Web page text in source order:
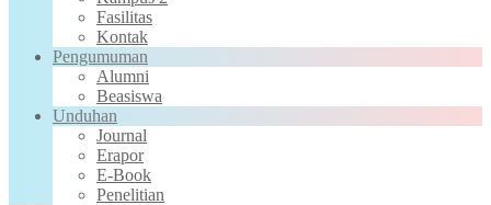
Fasilitas
Kontak
Pengumuman
Alumni
Beasiswa
Unduhan
Journal
Erapor
E-Book
Penelitian